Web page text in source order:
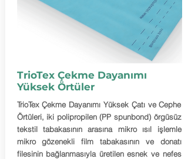
TrioTex Çekme Dayanımı
Yüksek Örtüler
TrioTex Çekme Dayanımı Yüksek Çatı ve Cephe
Örtüleri, iki polipropilen (PP spunbond) örgüsüz
tekstil tabakasının arasına mikro ısıl işlemle
mikro gözenekli film tabakasının ve donatı
filesinin bağlanmasıyla üretilen esnek ve nefes